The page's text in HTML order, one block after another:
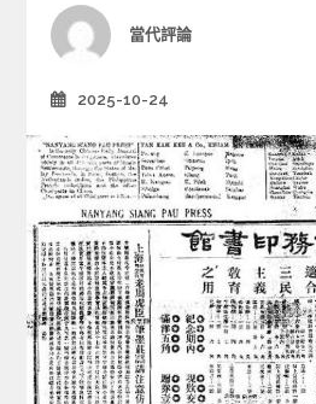
i
e
Author
當代評論
2025-10-24